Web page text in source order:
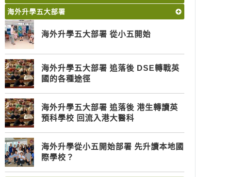
海外升學五大部署
海外升學五大部署 從小五開始
海外升學五大部署 追落後 DSE轉戰英
國的各種途徑
海外升學五大部署 追落後 港生轉讀英
預科學校 回流入港大醫科
海外升學從小五開始部署 先升讀本地國
際學校？